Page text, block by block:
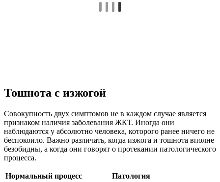
Тошнота с изжогой
Совокупность двух симптомов не в каждом случае является
признаком наличия заболевания ЖКТ. Иногда они
наблюдаются у абсолютно человека, которого ранее ничего не
беспокоило. Важно различать, когда изжога и тошнота вполне
безобидны, а когда они говорят о протекании патологического
процесса.
Нормальный процесс
Патология